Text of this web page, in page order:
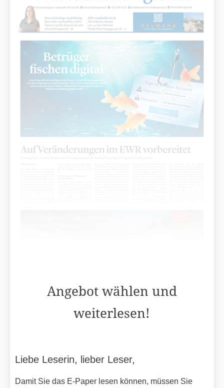
Angebot wählen und
weiterlesen!
Liebe Leserin, lieber Leser,
Damit Sie das E-Paper lesen können, müssen Sie